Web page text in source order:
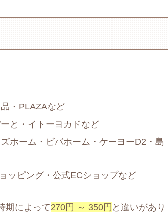
・PLAZAなど
と・イトーヨカドなど
ホーム・ビバホーム・ケーヨーD2・島
ッピング・公式ECショップなど
期によって270円 ～ 350円 と違いがあり